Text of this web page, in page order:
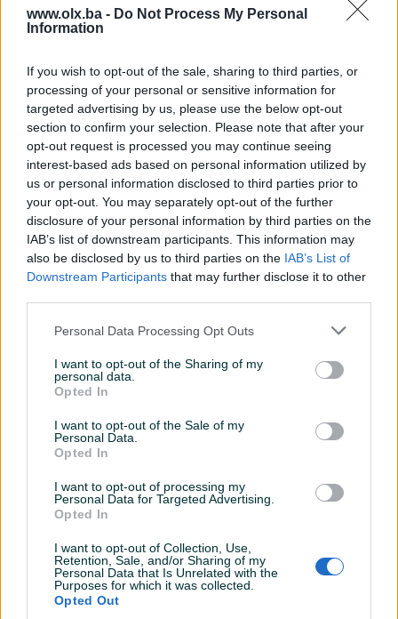
www.olx.ba - Do Not Process My Personal
Information
If you wish to opt-out of the sale, sharing to third parties, or
processing of your personal or sensitive information for
targeted advertising by us, please use the below opt-out
section to confirm your selection. Please note that after your
opt-out request is processed you may continue seeing
interest-based ads based on personal information utilized by
us or personal information disclosed to third parties prior to
your opt-out. You may separately opt-out of the further
disclosure of your personal information by third parties on the
IAB’s list of downstream participants. This information may
also be disclosed by us to third parties on the IAB’s List of
Downstream Participants that may further disclose it to other
Personal Data Processing Opt Outs
I want to opt-out of the Sharing of my
personal data.
Opted In
I want to opt-out of the Sale of my
Personal Data.
Opted In
I want to opt-out of processing my
Personal Data for Targeted Advertising.
Opted In
I want to opt-out of Collection, Use,
Retention, Sale, and/or Sharing of my
Personal Data that Is Unrelated with the
Purposes for which it was collected.
Opted Out
Broj kupatila 1
Uknjiženo / ZK ✓
Voda ✓
Datum objave 06.01.2025
Lokacija nekretnine